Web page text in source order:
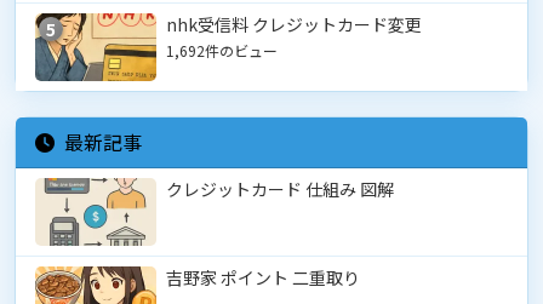
5 nhk受信料 クレジットカード変更
1,692件のビュー
最新記事
クレジットカード 仕組み 図解
吉野家 ポイント 二重取り